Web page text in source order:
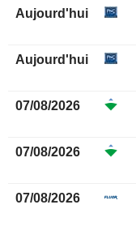
Aujourd'hui
Aujourd'hui
07/08/2026
07/08/2026
07/08/2026